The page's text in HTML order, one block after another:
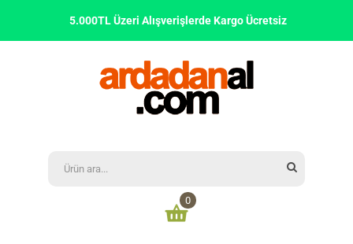
5.000TL Üzeri Alışverişlerde Kargo Ücretsiz
0